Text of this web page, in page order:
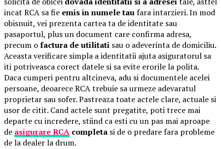
incat RCA sa fie emis in numele taufara intarzieri. In mod
obisnuit, vei prezenta cartea ta de identitate sau
pasaportul, plus un document care confirma adresa,
precum ofactura de utilitati sau o adeverinta de domiciliu.
Aceasta verificare simpla a identitatii ajuta asiguratorul sa
iti potriveasca corect datele si sa evite erorile la polita.
Daca cumperi pentru altcineva, adu si documentele acelei
persoane, deoarece RCA trebuie sa urmeze adevaratul
proprietar sau sofer. Pastreaza toate actele clare, actuale si
usor de citit. Cand actele sunt pregatite, poti trece mai
departe cu incredere, stiind ca esti cu un pas mai aproape
de asigurare RCA completa si de o predare fara probleme
de la dealer la drum.